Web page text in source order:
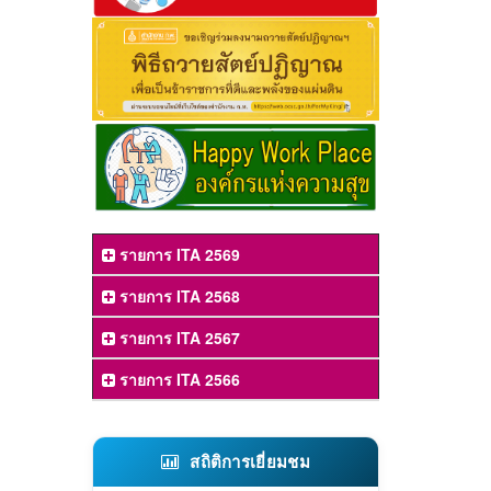
รายการ ITA 2569
รายการ ITA 2568
รายการ ITA 2567
รายการ ITA 2566
สถิติการเยี่ยมชม